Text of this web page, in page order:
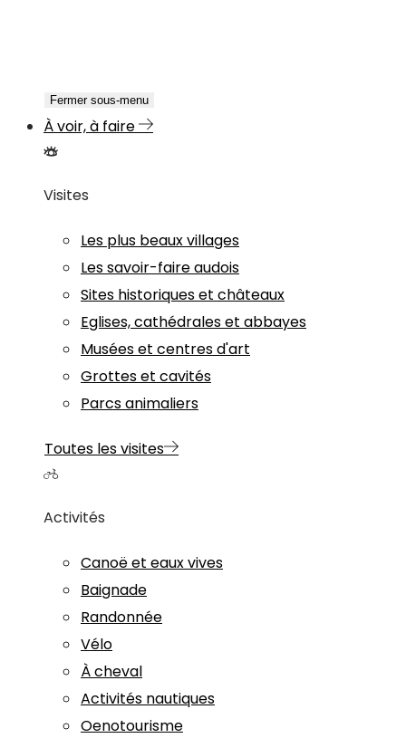
Fermer sous-menu
À voir, à faire
Visites
Les plus beaux villages
Les savoir-faire audois
Sites historiques et châteaux
Eglises, cathédrales et abbayes
Musées et centres d'art
Grottes et cavités
Parcs animaliers
Toutes les visites
Activités
Canoë et eaux vives
Baignade
Randonnée
Vélo
À cheval
Activités nautiques
Oenotourisme